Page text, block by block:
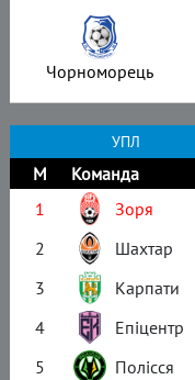
Чорноморець
УПЛ
М Команда
1
Зоря
2
Шахтар
3
Карпати
4
Епіцентр
5
Полісся